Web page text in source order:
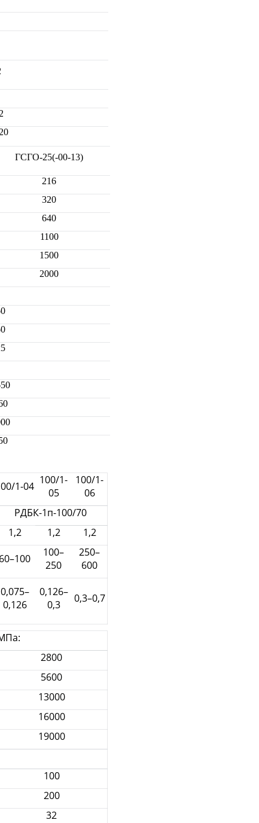
ГСГО-25(-00-13)
216
320
640
1100
1500
2000
1-04 100/1-
05
100/1-
06
РДБК-1п-100/70
1,2 1,2
1,2
60–100
100–
250
250–
600
0,075–
0,126
0,126–
0,3
0,3–0,7
2800
5600
13000
16000
19000
100
200
32